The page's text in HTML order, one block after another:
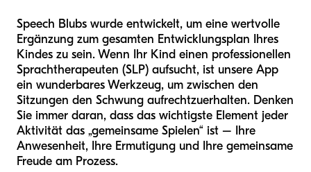
Speech Blubs wurde entwickelt, um eine wertvolle
Ergänzung zum gesamten Entwicklungsplan Ihres
Kindes zu sein. Wenn Ihr Kind einen professionellen
Sprachtherapeuten (SLP) aufsucht, ist unsere App
ein wunderbares Werkzeug, um zwischen den
Sitzungen den Schwung aufrechtzuerhalten. Denken
Sie immer daran, dass das wichtigste Element jeder
Aktivität das „gemeinsame Spielen“ ist – Ihre
Anwesenheit, Ihre Ermutigung und Ihre gemeinsame
Freude am Prozess.